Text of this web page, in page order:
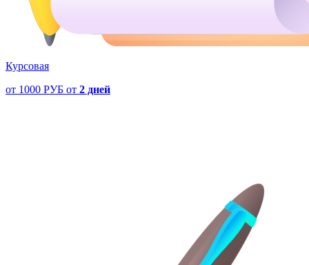
Курсовая
от 1000 РУБ от 2 дней